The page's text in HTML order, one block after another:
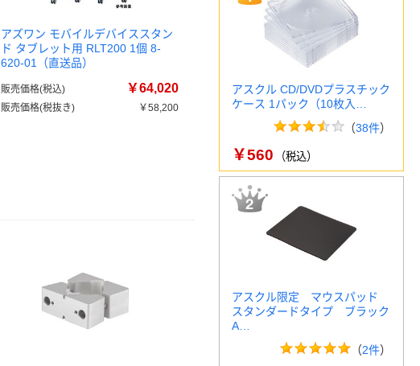
アズワン モバイルデバイススタン
ド タブレット用 RLT200 1個 8-
620-01（直送品）
販売価格(税込) ￥64,020
販売価格(税抜き) ￥58,200
アスクル CD/DVDプラスチック
ケース 1パック（10枚入…
（38件）
￥560 （税込）
アスクル限定 マウスパッド
スタンダードタイプ ブラック
A…
（2件）